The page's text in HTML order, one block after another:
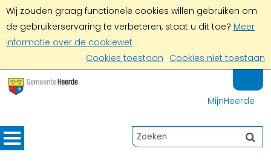
Wij zouden graag functionele cookies willen gebruiken om
de gebruikerservaring te verbeteren, staat u dit toe? Meer
informatie over de cookiewet
Cookies toestaan Cookies niet toestaan
MijnHeerde